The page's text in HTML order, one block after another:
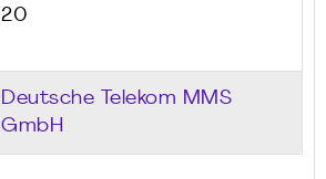
20
Deutsche Telekom MMS
GmbH